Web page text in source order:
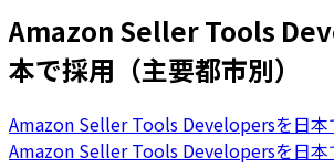
Amazon Seller Tools
本で採用（主要都市別）
Amazon Seller Tools Developersを日本
Amazon Seller Tools Developersを日本